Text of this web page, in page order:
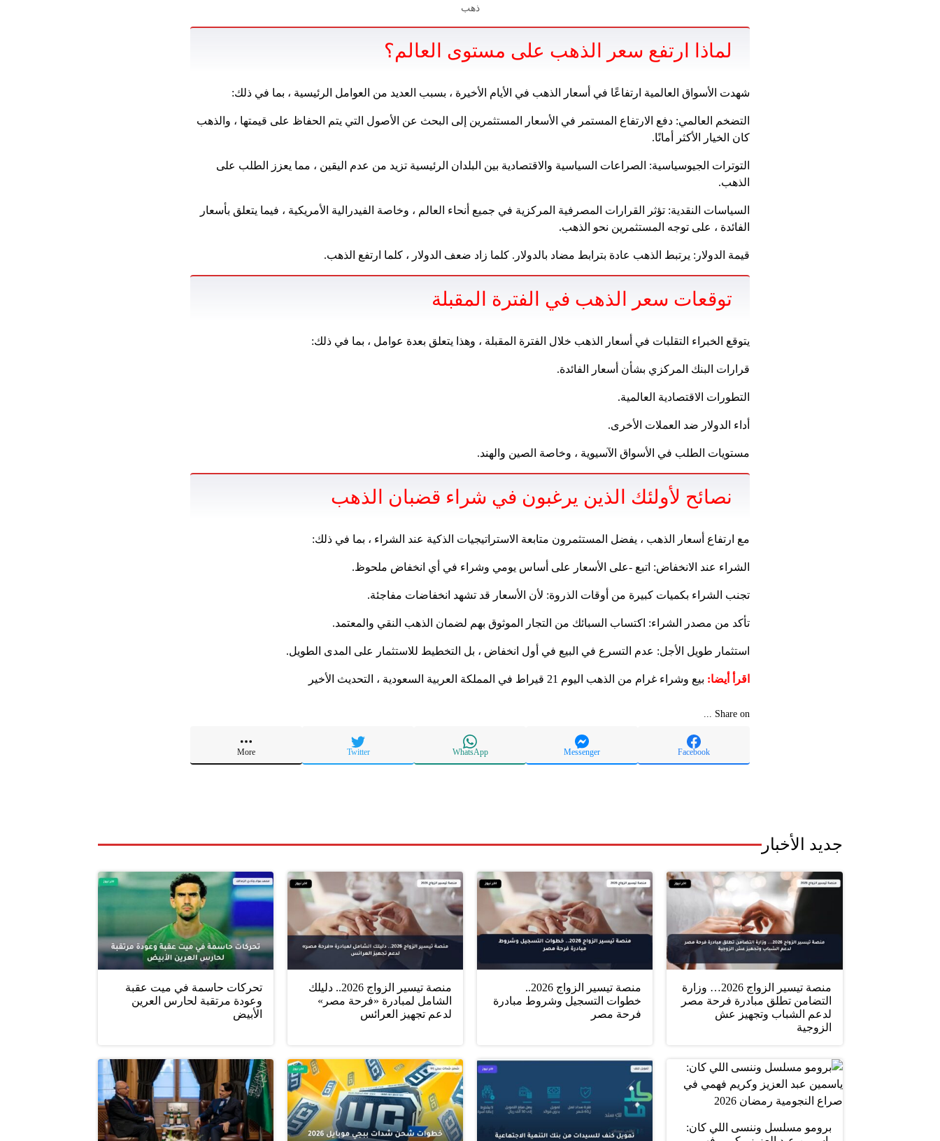
ذهب
لماذا ارتفع سعر الذهب على مستوى العالم؟
شهدت الأسواق العالمية ارتفاعًا في أسعار الذهب في الأيام الأخيرة ، بسبب العديد من العوامل الرئيسية ، بما في ذلك:
التضخم العالمي: دفع الارتفاع المستمر في الأسعار المستثمرين إلى البحث عن الأصول التي يتم الحفاظ على قيمتها ، والذهب
كان الخيار الأكثر أمانًا.
التوترات الجيوسياسية: الصراعات السياسية والاقتصادية بين البلدان الرئيسية تزيد من عدم اليقين ، مما يعزز الطلب على
الذهب.
السياسات النقدية: تؤثر القرارات المصرفية المركزية في جميع أنحاء العالم ، وخاصة الفيدرالية الأمريكية ، فيما يتعلق بأسعار
الفائدة ، على توجه المستثمرين نحو الذهب.
قيمة الدولار: يرتبط الذهب عادة بترابط مضاد بالدولار. كلما زاد ضعف الدولار ، كلما ارتفع الذهب.
توقعات سعر الذهب في الفترة المقبلة
يتوقع الخبراء التقلبات في أسعار الذهب خلال الفترة المقبلة ، وهذا يتعلق بعدة عوامل ، بما في ذلك:
قرارات البنك المركزي بشأن أسعار الفائدة.
التطورات الاقتصادية العالمية.
أداء الدولار ضد العملات الأخرى.
مستويات الطلب في الأسواق الآسيوية ، وخاصة الصين والهند.
نصائح لأولئك الذين يرغبون في شراء قضبان الذهب
مع ارتفاع أسعار الذهب ، يفضل المستثمرون متابعة الاستراتيجيات الذكية عند الشراء ، بما في ذلك:
الشراء عند الانخفاض: اتبع -على الأسعار على أساس يومي وشراء في أي انخفاض ملحوظ.
تجنب الشراء بكميات كبيرة من أوقات الذروة: لأن الأسعار قد تشهد انخفاضات مفاجئة.
تأكد من مصدر الشراء: اكتساب السبائك من التجار الموثوق بهم لضمان الذهب النقي والمعتمد.
استثمار طويل الأجل: عدم التسرع في البيع في أول انخفاض ، بل التخطيط للاستثمار على المدى الطويل.
اقرأ أيضا: بيع وشراء غرام من الذهب اليوم 21 قيراط في المملكة العربية السعودية ، التحديث الأخير
Share on ...
Facebook
Messenger
WhatsApp
Twitter
More
جديد الأخبار
منصة تيسير الزواج 2026… وزارة
التضامن تطلق مبادرة فرحة مصر
لدعم الشباب وتجهيز عش
الزوجية
منصة تيسير الزواج 2026..
خطوات التسجيل وشروط مبادرة
فرحة مصر
منصة تيسير الزواج 2026.. دليلك
الشامل لمبادرة «فرحة مصر»
لدعم تجهيز العرائس
تحركات حاسمة في ميت عقبة
وعودة مرتقبة لحارس العرين
الأبيض
برومو مسلسل وننسى اللي كان: